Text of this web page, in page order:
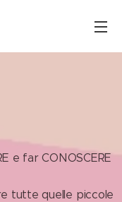
e far CONOSCERE
tutte quelle piccole